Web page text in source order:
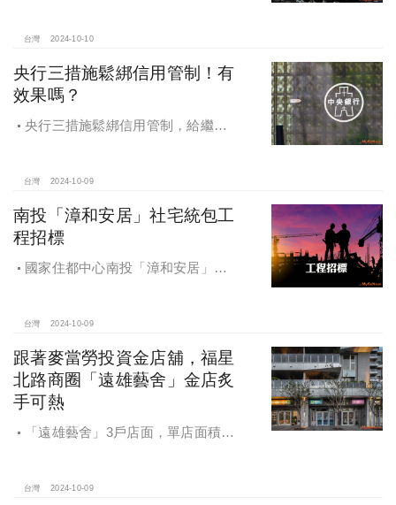
台灣 2024-10-10
央行三措施鬆綁信用管制！有
效果嗎？
央行三措施鬆綁信用管制，給繼
台灣 2024-10-09
南投「漳和安居」社宅統包工
程招標
國家住都中心南投「漳和安居」社
台灣 2024-10-09
跟著麥當勞投資金店舖，福星
北路商圈「遠雄藝舍」金店炙
手可熱
「遠雄藝舍」3戶店面，單店面積在
百萬的交易行情
台灣 2024-10-09